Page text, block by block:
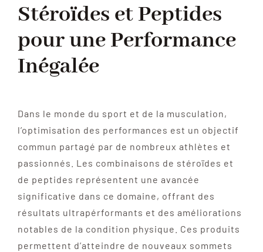
Stéroïdes et Peptides
pour une Performance
Inégalée
Dans le monde du sport et de la musculation,
l’optimisation des performances est un objectif
commun partagé par de nombreux athlètes et
passionnés. Les combinaisons de stéroïdes et
de peptides représentent une avancée
significative dans ce domaine, offrant des
résultats ultrapérformants et des améliorations
notables de la condition physique. Ces produits
permettent d’atteindre de nouveaux sommets